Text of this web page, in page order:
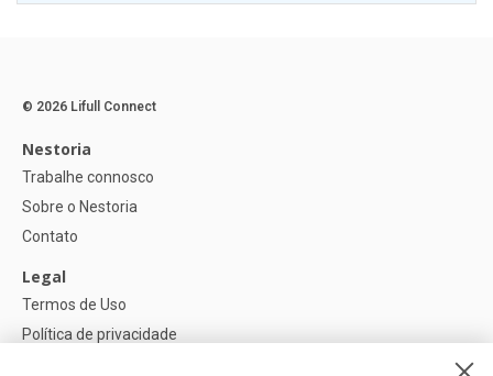
© 2026 Lifull Connect
Nestoria
Trabalhe connosco
Sobre o Nestoria
Contato
Legal
Termos de Uso
Política de privacidade